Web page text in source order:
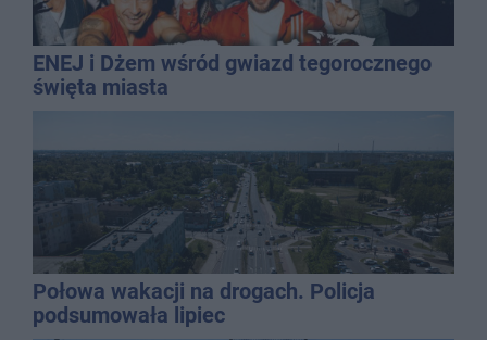
ENEJ i Dżem wśród gwiazd tegorocznego
święta miasta
Połowa wakacji na drogach. Policja
podsumowała lipiec